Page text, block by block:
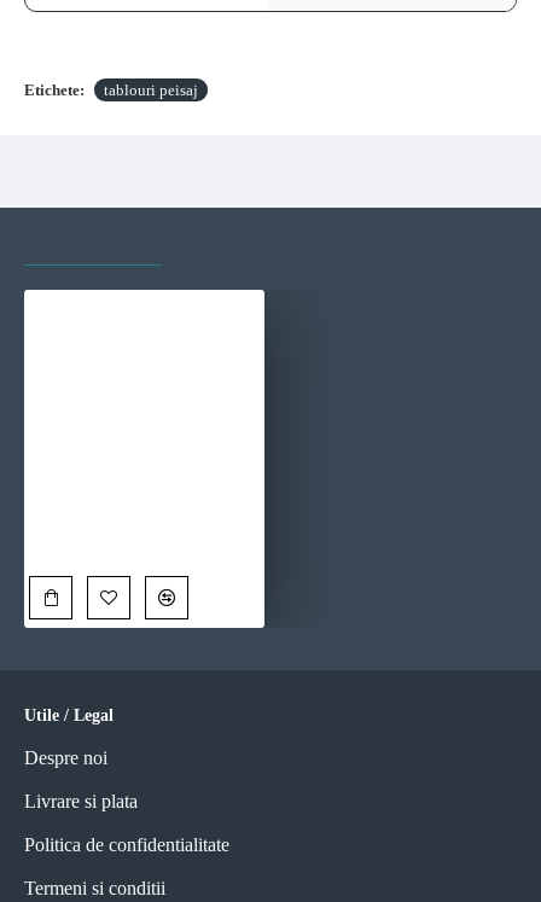
Etichete: tablouri peisaj
Utile / Legal
Despre noi
Livrare si plata
Politica de confidentialitate
Termeni si conditii